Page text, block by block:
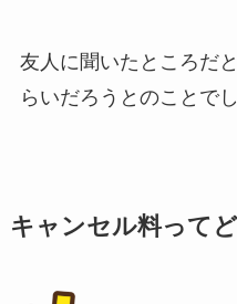
友人に聞いたところだ
らいだろうとのことでし
キャンセル料って